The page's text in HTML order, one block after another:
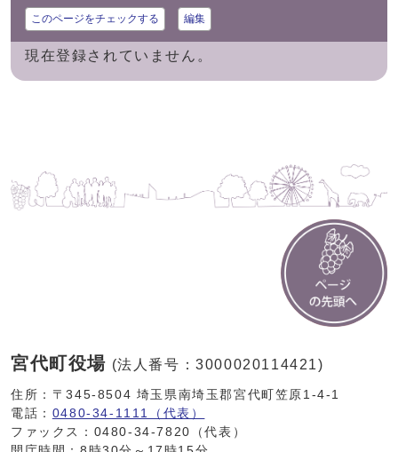
このページをチェックする 編集
現在登録されていません。
宮代町役場 (法人番号：3000020114421)
住所：〒345-8504 埼玉県南埼玉郡宮代町笠原1-4-1
電話： 0480-34-1111（代表）
ファックス：0480-34-7820（代表）